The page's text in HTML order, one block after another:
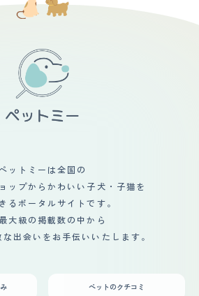
ットミーは全国の
ップからかわいい子犬・子猫を
るポータルサイトです。
大級の掲載数の中から
出会いをお手伝いいたします。
ペットのクチコミ